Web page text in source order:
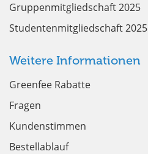
Gruppenmitgliedschaft 2025
Studentenmitgliedschaft 2025
Weitere Informationen
Greenfee Rabatte
Fragen
Kundenstimmen
Bestellablauf